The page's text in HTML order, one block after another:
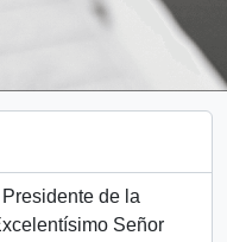
de la
Señor